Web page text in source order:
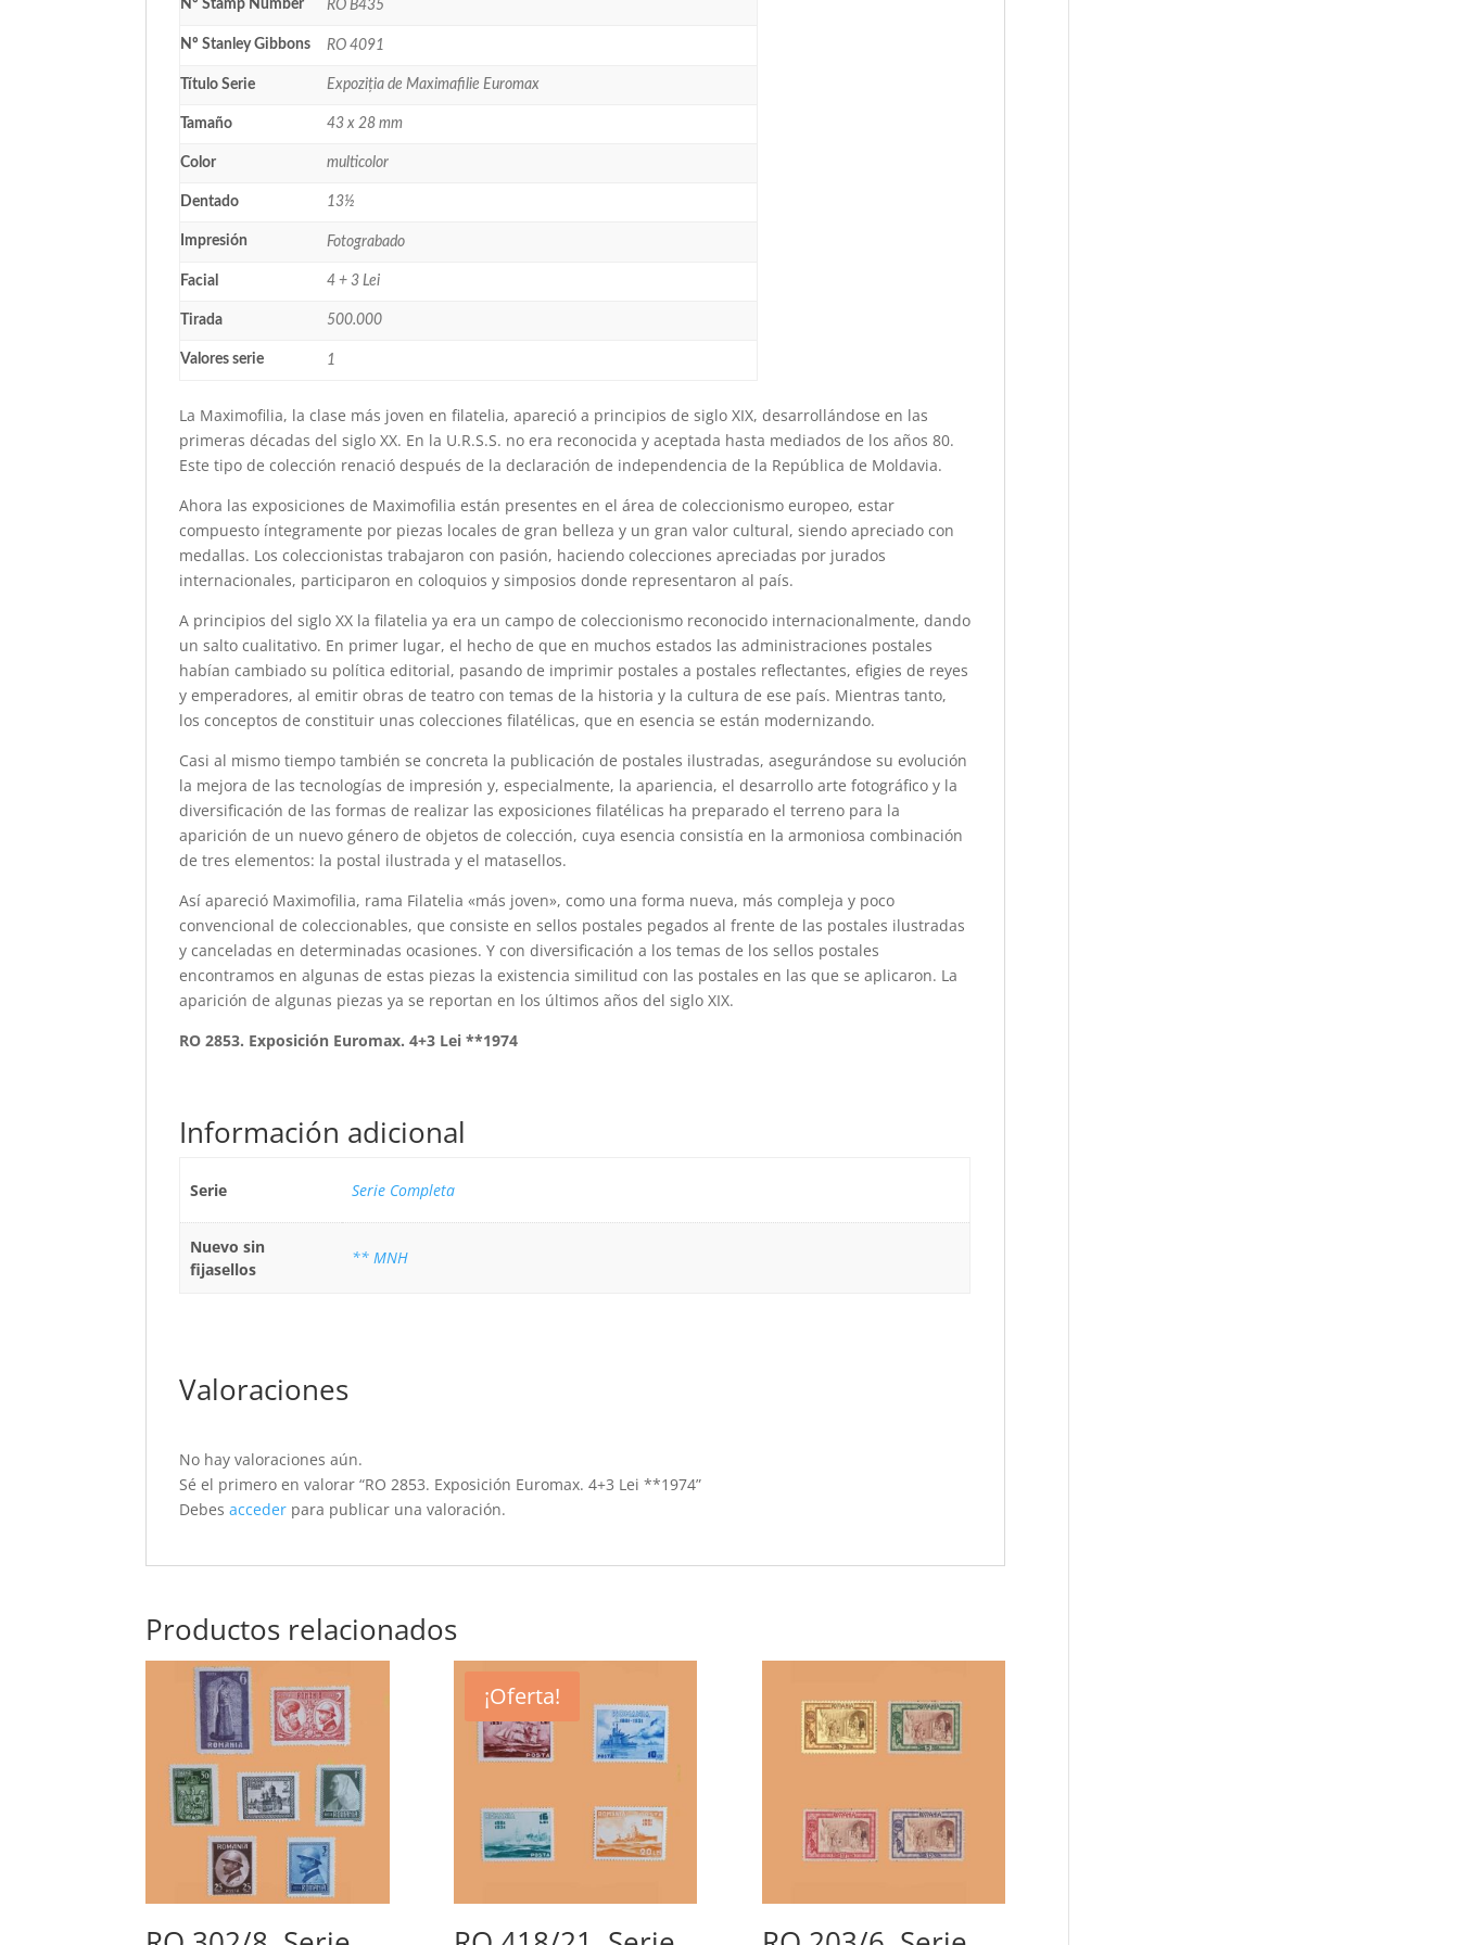
Nº Stamp Number RO B435
Nº Stanley Gibbons RO 4091
Título Serie Expoziția de Maximafilie Euromax
Tamaño 43 x 28 mm
Color multicolor
Dentado 13½
Impresión Fotograbado
Facial 4 + 3 Lei
Tirada 500.000
Valores serie 1
La Maximofilia, la clase más joven en filatelia, apareció a principios de siglo XIX, desarrollándose en las
primeras décadas del siglo XX. En la U.R.S.S. no era reconocida y aceptada hasta mediados de los años 80.
Este tipo de colección renació después de la declaración de independencia de la República de Moldavia.
Ahora las exposiciones de Maximofilia están presentes en el área de coleccionismo europeo, estar
compuesto íntegramente por piezas locales de gran belleza y un gran valor cultural, siendo apreciado con
medallas. Los coleccionistas trabajaron con pasión, haciendo colecciones apreciadas por jurados
internacionales, participaron en coloquios y simposios donde representaron al país.
A principios del siglo XX la filatelia ya era un campo de coleccionismo reconocido internacionalmente, dando
un salto cualitativo. En primer lugar, el hecho de que en muchos estados las administraciones postales
habían cambiado su política editorial, pasando de imprimir postales a postales reflectantes, efigies de reyes
y emperadores, al emitir obras de teatro con temas de la historia y la cultura de ese país. Mientras tanto,
los conceptos de constituir unas colecciones filatélicas, que en esencia se están modernizando.
Casi al mismo tiempo también se concreta la publicación de postales ilustradas, asegurándose su evolución
la mejora de las tecnologías de impresión y, especialmente, la apariencia, el desarrollo arte fotográfico y la
diversificación de las formas de realizar las exposiciones filatélicas ha preparado el terreno para la
aparición de un nuevo género de objetos de colección, cuya esencia consistía en la armoniosa combinación
de tres elementos: la postal ilustrada y el matasellos.
Así apareció Maximofilia, rama Filatelia «más joven», como una forma nueva, más compleja y poco
convencional de coleccionables, que consiste en sellos postales pegados al frente de las postales ilustradas
y canceladas en determinadas ocasiones. Y con diversificación a los temas de los sellos postales
encontramos en algunas de estas piezas la existencia similitud con las postales en las que se aplicaron. La
aparición de algunas piezas ya se reportan en los últimos años del siglo XIX.
RO 2853. Exposición Euromax. 4+3 Lei **1974
Información adicional
Serie Serie Completa
Nuevo sin
fijasellos
** MNH
Valoraciones
No hay valoraciones aún.
Sé el primero en valorar “RO 2853. Exposición Euromax. 4+3 Lei **1974”
Debesacceder para publicar una valoración.
Productos relacionados
¡Oferta!